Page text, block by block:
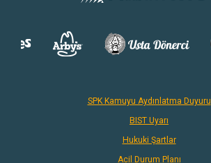
SPK Kamuyu Aydınlatma Duyuru
BIST Uyarı
Hukuki Şartlar
Acil Durum Planı